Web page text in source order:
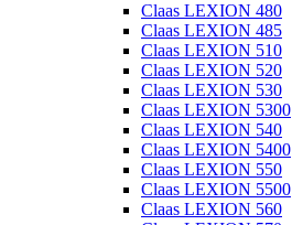
Claas LEXION 480
Claas LEXION 485
Claas LEXION 510
Claas LEXION 520
Claas LEXION 530
Claas LEXION 5300
Claas LEXION 540
Claas LEXION 5400
Claas LEXION 550
Claas LEXION 5500
Claas LEXION 560